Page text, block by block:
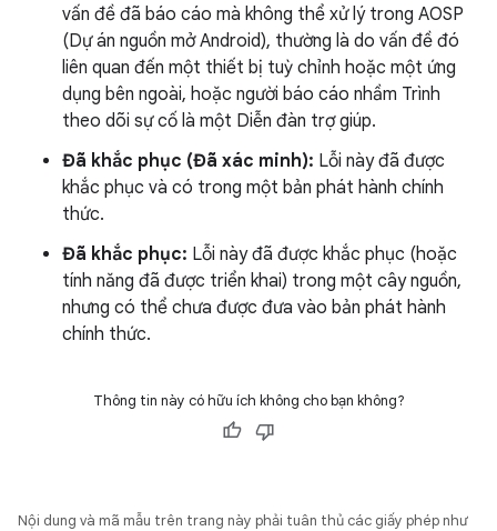
vấn đề đã báo cáo mà không thể xử lý trong AOSP
(Dự án nguồn mở Android), thường là do vấn đề đó
liên quan đến một thiết bị tuỳ chỉnh hoặc một ứng
dụng bên ngoài, hoặc người báo cáo nhầm Trình
theo dõi sự cố là một Diễn đàn trợ giúp.
Đã khắc phục (Đã xác minh): Lỗi này đã được
khắc phục và có trong một bản phát hành chính
thức.
Đã khắc phục: Lỗi này đã được khắc phục (hoặc
tính năng đã được triển khai) trong một cây nguồn,
nhưng có thể chưa được đưa vào bản phát hành
chính thức.
Thông tin này có hữu ích không cho bạn không?
Nội dung và mã mẫu trên trang này phải tuân thủ các giấy phép như